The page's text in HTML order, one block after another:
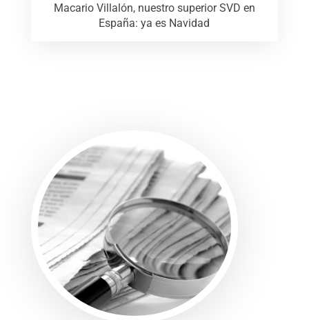
Macario Villalón, nuestro superior SVD en
España: ya es Navidad